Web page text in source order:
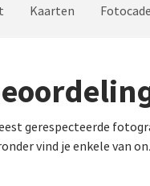
Kaarten
gerespecteerde
vind je enkele van